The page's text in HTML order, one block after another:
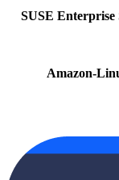
SUSE Enterprise
Amazon-